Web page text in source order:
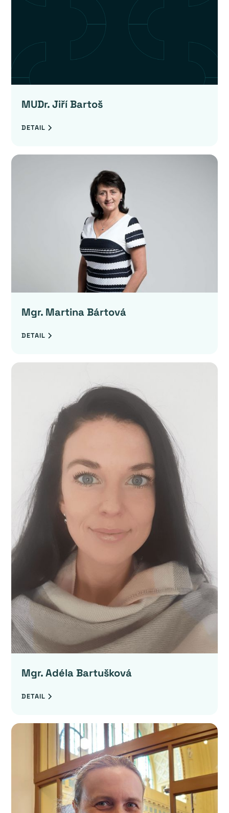
MUDr. Jiří Bartoš
DETAIL
Mgr. Martina Bártová
DETAIL
Mgr. Adéla Bartušková
DETAIL